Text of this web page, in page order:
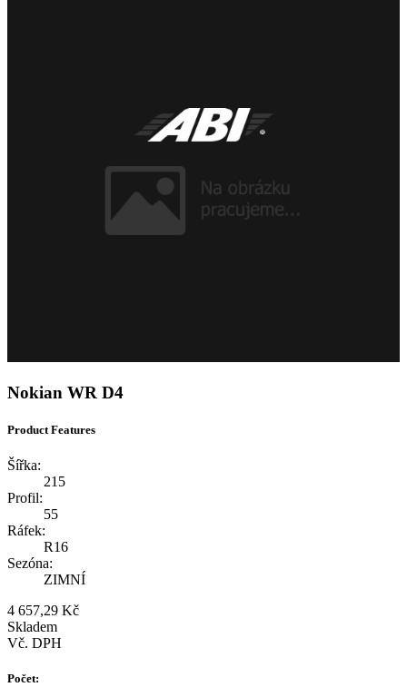
Nokian WR D4
Product Features
Šířka:
215
Profil:
55
Ráfek:
R16
Sezóna:
ZIMNÍ
4 657,29 Kč
Skladem
Vč. DPH
Počet: